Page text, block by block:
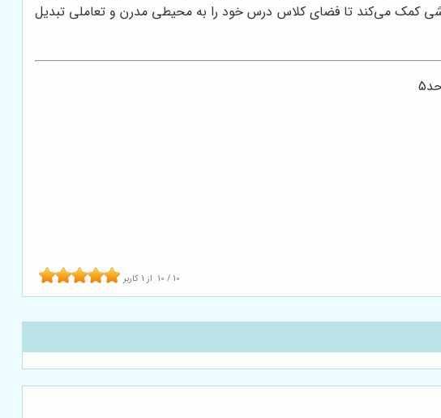
کمک می‌کند تا فضای کلاس درس خود را به محیطی مدرن و تعاملی تبدیل
10 / 10 از 1 کاربر